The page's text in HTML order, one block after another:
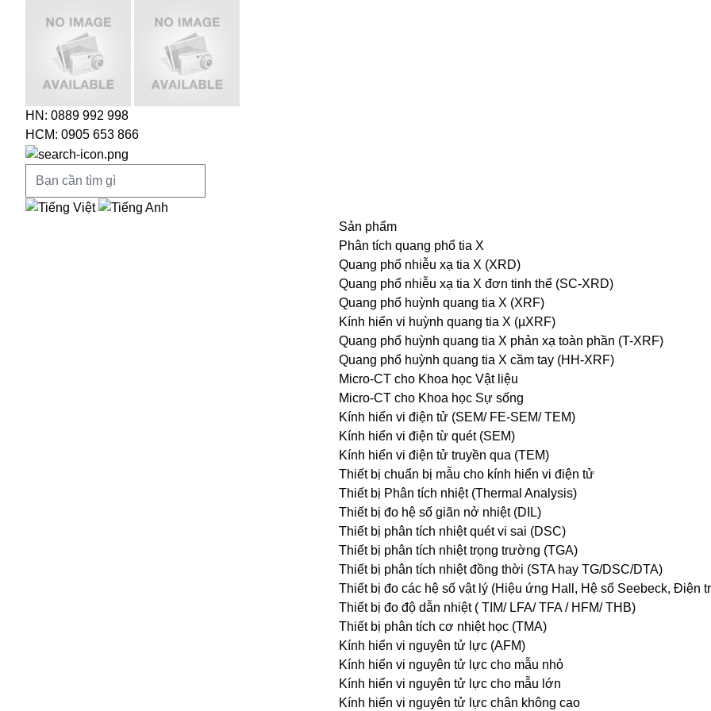
HN: 0889 992 998
HCM: 0905 653 866
Sản phẩm
Phân tích quang phổ tia X
Quang phổ nhiễu xạ tia X (XRD)
Quang phổ nhiễu xạ tia X đơn tinh thể (SC-XRD)
Quang phổ huỳnh quang tia X (XRF)
Kính hiển vi huỳnh quang tia X (µXRF)
Quang phổ huỳnh quang tia X phản xạ toàn phần (T-XRF)
Quang phổ huỳnh quang tia X cầm tay (HH-XRF)
Micro-CT cho Khoa học Vật liệu
Micro-CT cho Khoa học Sự sống
Kính hiển vi điện tử (SEM/ FE-SEM/ TEM)
Kính hiển vi điện từ quét (SEM)
Kính hiển vi điện tử truyền qua (TEM)
Thiết bị chuẩn bị mẫu cho kính hiển vi điện tử
Thiết bị Phân tích nhiệt (Thermal Analysis)
Thiết bị đo hệ số giãn nở nhiệt (DIL)
Thiết bị phân tích nhiệt quét vi sai (DSC)
Thiết bị phân tích nhiệt trọng trường (TGA)
Thiết bị phân tích nhiệt đồng thời (STA hay TG/DSC/DTA)
Thiết bị đo các hệ số vật lý (Hiệu ứng Hall, Hệ số Seebeck, Điện
Thiết bị đo độ dẫn nhiệt ( TIM/ LFA/ TFA / HFM/ THB)
Thiết bị phân tích cơ nhiệt học (TMA)
Kính hiển vi nguyên tử lực (AFM)
Kính hiển vi nguyên tử lực cho mẫu nhỏ
Kính hiển vi nguyên tử lực cho mẫu lớn
Kính hiển vi nguyên tử lực chân không cao